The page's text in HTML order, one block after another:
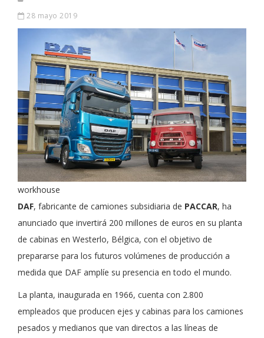
28 mayo 2019
workhouse
DAF, fabricante de camiones subsidiaria de PACCAR, ha
anunciado que invertirá 200 millones de euros en su planta
de cabinas en Westerlo, Bélgica, con el objetivo de
prepararse para los futuros volúmenes de producción a
medida que DAF amplíe su presencia en todo el mundo.
La planta, inaugurada en 1966, cuenta con 2.800
empleados que producen ejes y cabinas para los camiones
pesados y medianos que van directos a las líneas de